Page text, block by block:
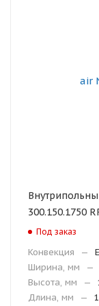
300.150.1750
Под заказ
Конвекция —
Ширина, мм
—
Высота, мм
—
Длина, мм
—